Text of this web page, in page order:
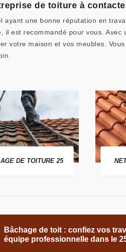
de toiture à
une bonne réputation en
est recommandé pour vous.
votre maison et vos meubles.
DE TOITURE 25
Bâchage de toit : confiez vos
équipe professionnelle dans le